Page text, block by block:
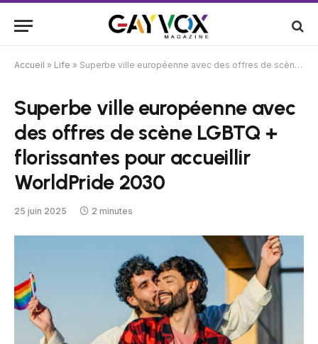
Accueil » Life » Superbe ville européenne avec des offres de scène LGBTQ + florissantes pour accueillir WorldPride 2030
Superbe ville européenne avec
des offres de scène LGBTQ +
florissantes pour accueillir
WorldPride 2030
25 juin 2025 2 minutes